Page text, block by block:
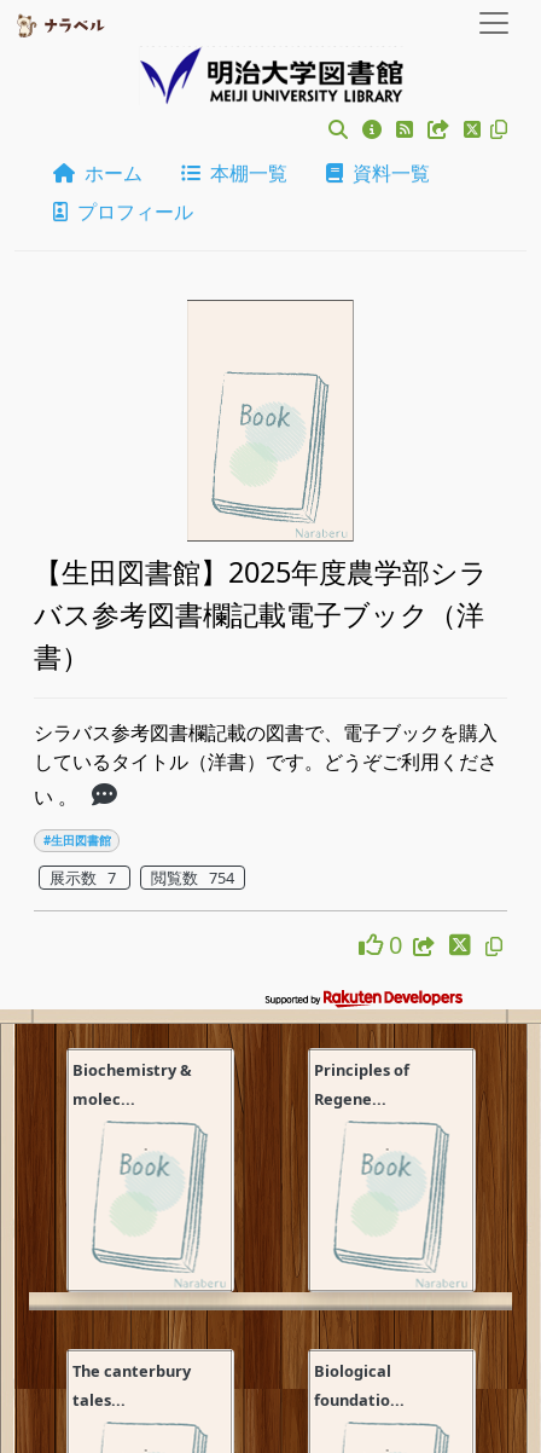
ホーム 本棚一覧
資料一覧
プロフィール
【生田図書館】2025年度農学部シラ
バス参考図書欄記載電子ブック（洋
書）
シラバス参考図書欄記載の図書で、電子ブックを購入
しているタイトル（洋書）です。どうぞご利用くださ
い 。
#生田図書館
展示数 7 閲覧数 754
0
Biochemistry &
molec...
Principles of
Regene...
The canterbury
tales...
Biological
foundatio...